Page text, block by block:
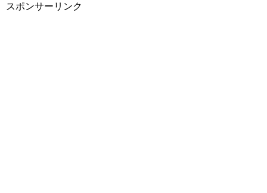
スポンサーリンク